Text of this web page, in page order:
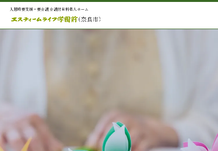
入居時要支援・要介護 介護付有料老人ホーム